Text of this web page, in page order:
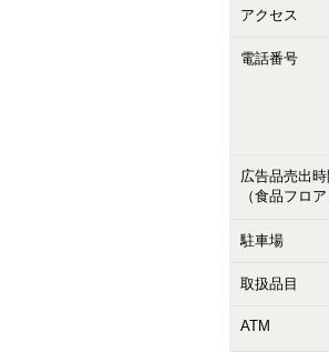
アクセス
電話番号
広告品売出時
（食品フロア
駐車場
取扱品目
ATM